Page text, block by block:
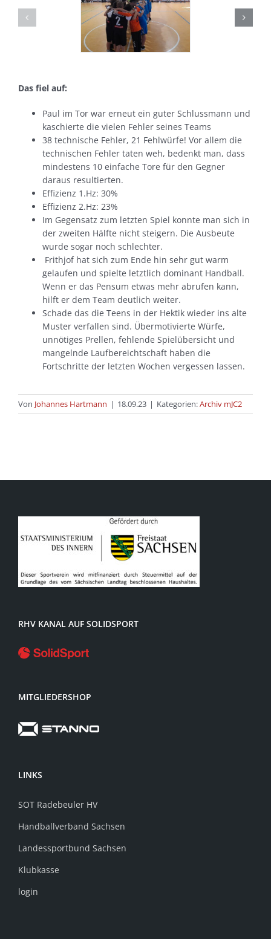
Das fiel auf:
Paul im Tor war erneut ein guter Schlussmann und
kaschierte die vielen Fehler seines Teams
38 technische Fehler, 21 Fehlwürfe! Vor allem die
technischen Fehler taten weh, bedenkt man, dass
mindestens 10 einfache Tore für den Gegner
daraus resultierten.
Effizienz 1.Hz: 30%
Effizienz 2.Hz: 23%
Im Gegensatz zum letzten Spiel konnte man sich in
der zweiten Hälfte nicht steigern. Die Ausbeute
wurde sogar noch schlechter.
Frithjof hat sich zum Ende hin sehr gut warm
gelaufen und spielte letztlich dominant Handball.
Wenn er das Pensum etwas mehr abrufen kann,
hilft er dem Team deutlich weiter.
Schade das die Teens in der Hektik wieder ins alte
Muster verfallen sind. Übermotivierte Würfe,
unnötiges Prellen, fehlende Spielübersicht und
mangelnde Laufbereichtschaft haben die
Fortschritte der letzten Wochen vergessen lassen.
Von Johannes Hartmann | 18.09.23 | Kategorien:Archiv mJC2
RHV KANAL AUF SOLIDSPORT
MITGLIEDERSHOP
LINKS
SOT Radebeuler HV
Handballverband Sachsen
Landessportbund Sachsen
Klubkasse
login